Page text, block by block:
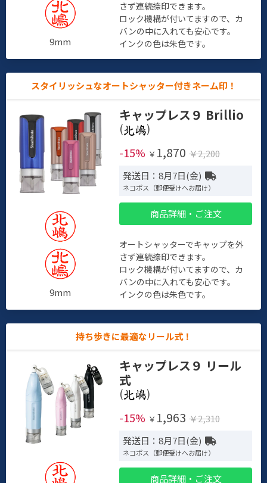
9mm
さず連続捺印できます。
ロック機構が付いてますので、カ
バンの中に入れても安心です。
インクの色は朱色です。
スタイリッシュなオートシャッター付きネーム印！
9mm
キャップレス９ Brillio
(
)
-15% ￥ 1,870 ￥2,200
発送日：8月7日(金)
ネコポス（郵便受けへお届け）
商品詳細・ご注文
オートシャッターでキャップを外
さず連続捺印できます。
ロック機構が付いてますので、カ
バンの中に入れても安心です。
インクの色は朱色です。
持ち歩きに最適なリール式！
キャップレス９ リール
式
(
)
-15% ￥ 1,963 ￥2,310
発送日：8月7日(金)
ネコポス（郵便受けへお届け）
商品詳細・ご注文